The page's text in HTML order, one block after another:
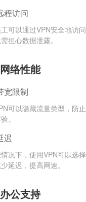
程访问
可以通过VPN安全地访
担心数据泄露。
络性能
宽限制
可以隐藏流量类型，防
。
迟
况下，使用VPN可以选
延迟，提高网速。
公支持